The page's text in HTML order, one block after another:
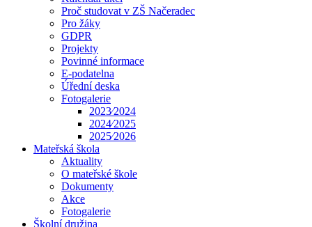
Proč studovat v ZŠ Načeradec
Pro žáky
GDPR
Projekty
Povinné informace
E-podatelna
Úřední deska
Fotogalerie
2023⁄2024
2024⁄2025
2025⁄2026
Mateřská škola
Aktuality
O mateřské škole
Dokumenty
Akce
Fotogalerie
Školní družina